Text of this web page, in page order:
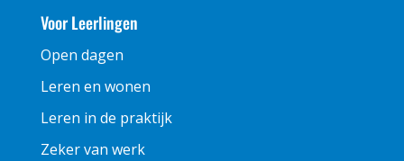
Voor Leerlingen
Open dagen
Leren en wonen
Leren in de praktijk
Zeker van werk